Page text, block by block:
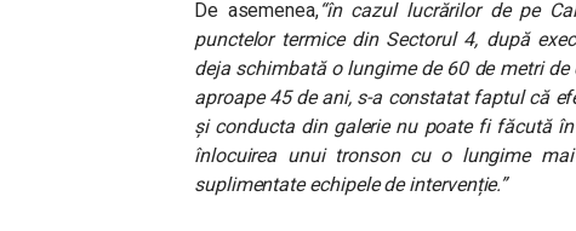
De asemenea,“în cazul lucrărilor de pe
punctelor termice din Sectorul 4, după
deja schimbată o lungime de 60 de metri
aproape 45 de ani, s-a constatat faptul că
și conducta din galerie nu poate fi făcută
înlocuirea unui tronson cu o lungime
suplimentate echipele de intervenție.”